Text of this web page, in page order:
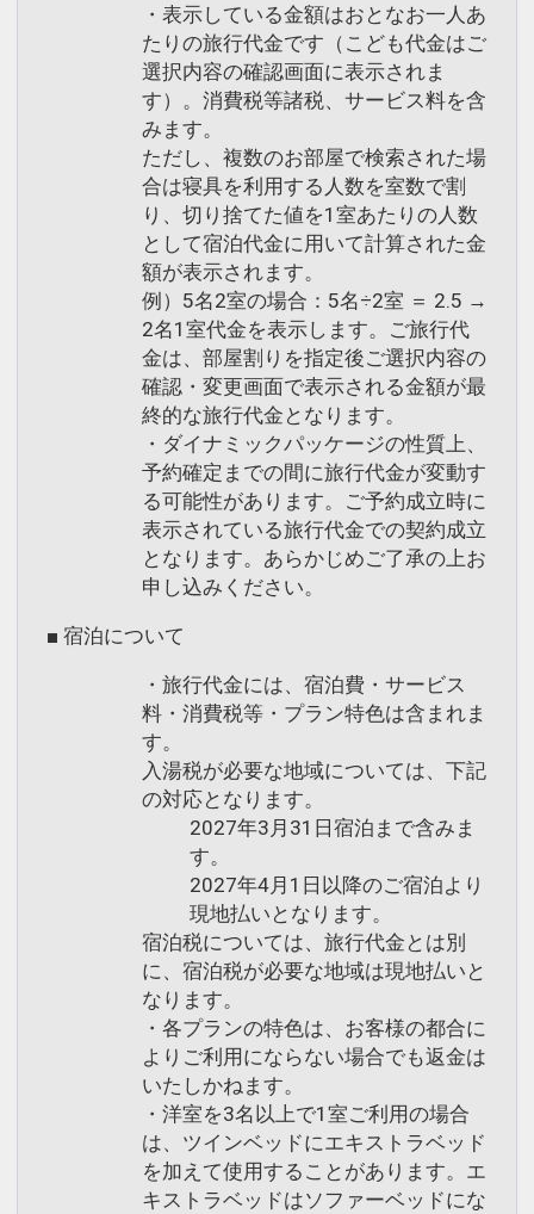
※詳しい内容については、ハウステンボ
ス公式ホームページにてご確認くださ
※予告なく変更・廃止とさせていただく
場合がございます。
設定期間：2026年4月8日～2027年3月
インターネットコース番号：DP-2-
200000044660
・表示している金額はおとなお一人あ
たりの旅行代金です（こども代金はご
選択内容の確認画面に表示されま
す）。消費税等諸税、サービス料を含
みます。
ただし、複数のお部屋で検索された場
合は寝具を利用する人数を室数で割
り、切り捨てた値を1室あたりの人数
として宿泊代金に用いて計算された金
額が表示されます。
例）5名2室の場合：5名÷2室 ＝ 2.5 →
2名1室代金を表示します。ご旅行代
金は、部屋割りを指定後ご選択内容の
確認・変更画面で表示される金額が最
終的な旅行代金となります。
・ダイナミックパッケージの性質上、
予約確定までの間に旅行代金が変動す
る可能性があります。ご予約成立時に
表示されている旅行代金での契約成立
となります。あらかじめご了承の上お
申し込みください。
■ 宿泊について
・旅行代金には、宿泊費・サービス
料・消費税等・プラン特色は含まれま
す。
入湯税が必要な地域については、下記
の対応となります。
2027年3月31日宿泊まで含みま
す。
2027年4月1日以降のご宿泊より
現地払いとなります。
宿泊税については、旅行代金とは別
に、宿泊税が必要な地域は現地払いと
なります。
・各プランの特色は、お客様の都合に
よりご利用にならない場合でも返金は
いたしかねます。
・洋室を3名以上で1室ご利用の場合
は、ツインベッドにエキストラベッド
を加えて使用することがあります。エ
キストラベッドはソファーベッドにな